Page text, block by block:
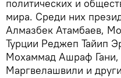
политических и
мира. Среди них
Алмазбек Атамбаев,
Турции Реджеп Тайип
Мохаммад Ашраф Гани,
Маргвелашвили и